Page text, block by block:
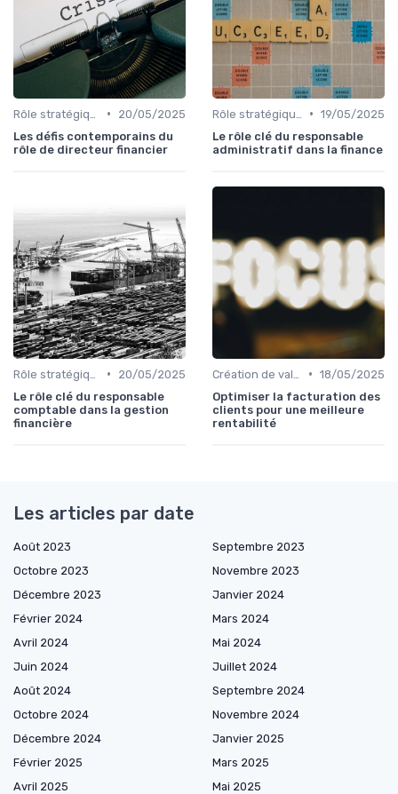
•
20/05/2025
Les défis contemporains du
rôle de directeur financier
• 19/05/2025
Le rôle clé du responsable
administratif dans la finance
•
20/05/2025
Le rôle clé du responsable
comptable dans la gestion
financière
• 18/05/2025
Optimiser la facturation des
clients pour une meilleure
rentabilité
Les articles par date
Août 2023
Septembre 2023
Octobre 2023
Novembre 2023
Décembre 2023
Janvier 2024
Février 2024
Mars 2024
Avril 2024
Mai 2024
Juin 2024
Juillet 2024
Août 2024
Septembre 2024
Octobre 2024
Novembre 2024
Décembre 2024
Janvier 2025
Février 2025
Mars 2025
Avril 2025
Mai 2025